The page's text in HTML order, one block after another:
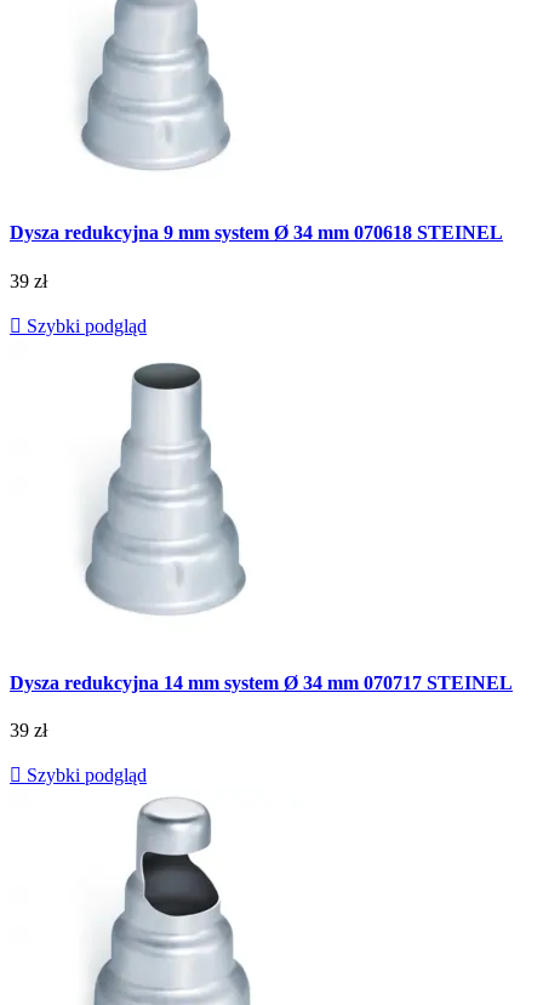
Dysza redukcyjna 9 mm system Ø 34 mm 070618 STEINEL
39 zł
 Szybki podgląd
Dysza redukcyjna 14 mm system Ø 34 mm 070717 STEINEL
39 zł
 Szybki podgląd